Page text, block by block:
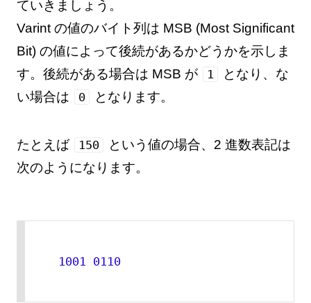
ていきましょう。
Varint の値のバイト列は MSB (Most Significant
Bit) の値によって後続があるかどうかを示しま
す。後続がある場合は MSB が
1
となり、な
い場合は
0 となります。
たとえば 150
という値の場合、2 進数表記は
次のようになります。
1001 0110